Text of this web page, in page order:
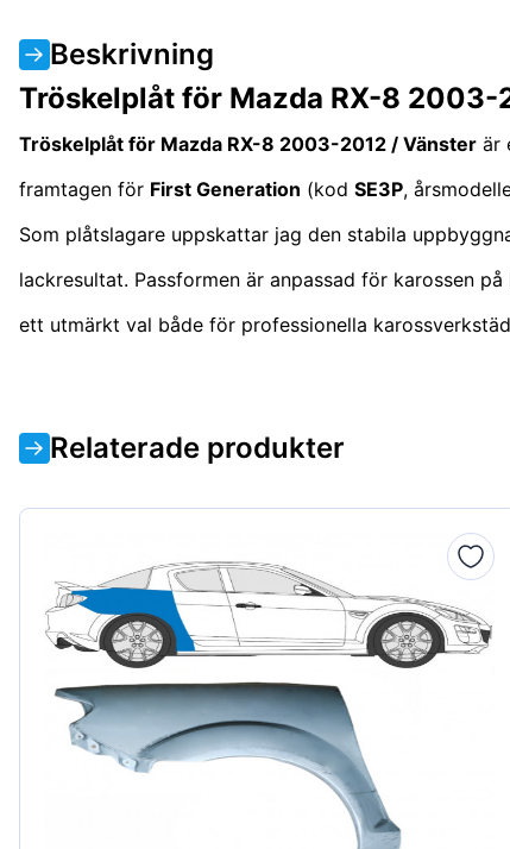
Beskrivning
Tröskelplåt för Mazda RX-8 2003-
Tröskelplåt för Mazda RX-8 2003-2012 / Vänster är
framtagen för First Generation (kod SE3P,
Som plåtslagare uppskattar jag den stabila
lackresultat. Passformen är anpassad för karossen på
ett utmärkt val både för professionella
Relaterade produkter